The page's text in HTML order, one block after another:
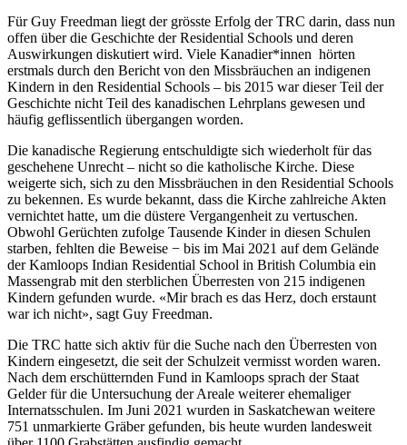
Für Guy Freedman liegt der grösste Erfolg der TRC darin, dass nun
offen über die Geschichte der Residential Schools und deren
Auswirkungen diskutiert wird. Viele Kanadier*innen hörten
erstmals durch den Bericht von den Missbräuchen an indigenen
Kindern in den Residential Schools – bis 2015 war dieser Teil der
Geschichte nicht Teil des kanadischen Lehrplans gewesen und
häufig geflissentlich übergangen worden.
Die kanadische Regierung entschuldigte sich wiederholt für das
geschehene Unrecht – nicht so die katholische Kirche. Diese
weigerte sich, sich zu den Missbräuchen in den Residential Schools
zu bekennen. Es wurde bekannt, dass die Kirche zahlreiche Akten
vernichtet hatte, um die düstere Vergangenheit zu vertuschen.
Obwohl Gerüchten zufolge Tausende Kinder in diesen Schulen
starben, fehlten die Beweise − bis im Mai 2021 auf dem Gelände
der Kamloops Indian Residential School in British Columbia ein
Massengrab mit den sterblichen Überresten von 215 indigenen
Kindern gefunden wurde. «Mir brach es das Herz, doch erstaunt
war ich nicht», sagt Guy Freedman.
Die TRC hatte sich aktiv für die Suche nach den Überresten von
Kindern eingesetzt, die seit der Schulzeit vermisst worden waren.
Nach dem erschütternden Fund in Kamloops sprach der Staat
Gelder für die Untersuchung der Areale weiterer ehemaliger
Internatsschulen. Im Juni 2021 wurden in Saskatchewan weitere
751 unmarkierte Gräber gefunden, bis heute wurden landesweit